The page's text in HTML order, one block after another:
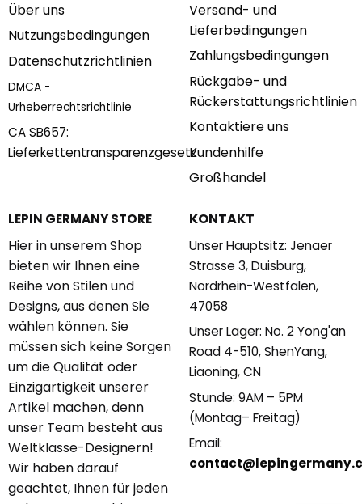
Über uns
Nutzungsbedingungen
Datenschutzrichtlinien
DMCA -
Urheberrechtsrichtlinie
CA SB657:
Lieferkettentransparenzgesetz
Versand- und
Lieferbedingungen
Zahlungsbedingungen
Rückgabe- und
Rückerstattungsrichtlinien
Kontaktiere uns
Kundenhilfe
Großhandel
LEPIN GERMANY STORE
Hier in unserem Shop
bieten wir Ihnen eine
Reihe von Stilen und
Designs, aus denen Sie
wählen können. Sie
müssen sich keine Sorgen
um die Qualität oder
Einzigartigkeit unserer
Artikel machen, denn
unser Team besteht aus
Weltklasse-Designern!
Wir haben darauf
geachtet, Ihnen für jeden
KONTAKT
Unser Hauptsitz: Jenaer
Strasse 3, Duisburg,
Nordrhein-Westfalen,
47058
Unser Lager: No. 2 Yong'an
Road 4-510, ShenYang,
Liaoning, CN
Stunde: 9AM – 5PM
(Montag– Freitag)
Email: